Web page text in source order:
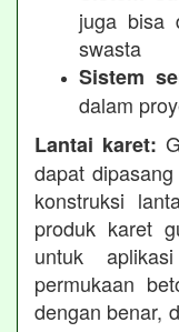
juga bisa
swasta
Sistem
dalam
Lantai karet:
dapat
konstruksi
produk karet
untuk
permukaan
dengan benar,